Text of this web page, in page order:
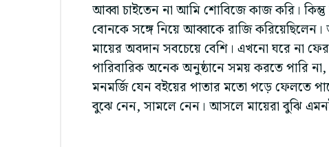
আব্বা চাইতেন না আমি শোবিজে কাজ করি।
বোনকে সঙ্গে নিয়ে আব্বাকে রাজি
মায়ের অবদান সবচেয়ে বেশি। এখনো ঘরে না
পারিবারিক অনেক অনুষ্ঠানে সময় করতে পারি
মনমর্জি যেন বইয়ের পাতার মতো পড়ে ফেলতে
বুঝে নেন, সামলে নেন। আসলে মায়েরা বুঝি